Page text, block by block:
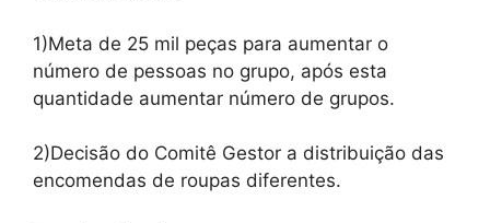
1)Meta de 25 mil peças para aumentar o
número de pessoas no grupo, após esta
quantidade aumentar número de grupos.
2)Decisão do Comitê Gestor a distribuição das
encomendas de roupas diferentes.